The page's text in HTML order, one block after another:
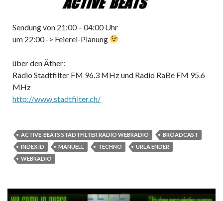
Sendung von 21:00 – 04:00 Uhr
um 22:00 -> Feierei-Planung
über den Äther:
Radio Stadtfilter FM 96.3 MHz und Radio RaBe FM 95.6
MHz
http://www.stadtfilter.ch/
ACTIVE-BEATS STADTFILTER RADIO WEBRADIO
BROADCAST
INDEX ID
MANUELL TECHNO
URLA ENDER
WEBRADIO